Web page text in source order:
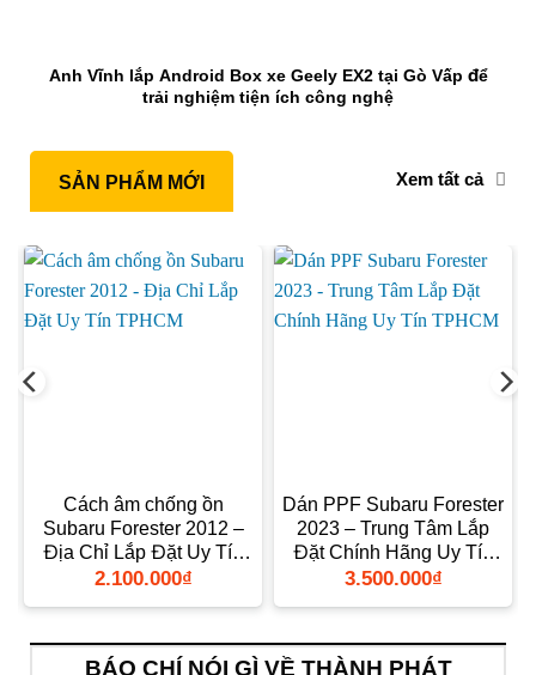
Anh Vĩnh lắp Android Box xe Geely EX2 tại Gò Vấp để
trải nghiệm tiện ích công nghệ
SẢN PHẨM MỚI Xem tất cả
Cách âm chống ồn
Subaru Forester 2012 –
Địa Chỉ Lắp Đặt Uy Tín
TPHCM
2.100.000₫
Dán PPF Subaru Forester
2023 – Trung Tâm Lắp
Đặt Chính Hãng Uy Tín
TPHCM
3.500.000₫
BÁO CHÍ NÓI GÌ VỀ THÀNH PHÁT